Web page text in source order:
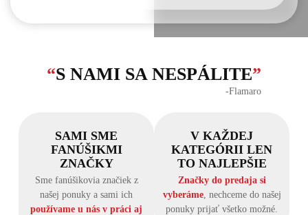
“S NAMI SA NESPÁLITE”
‐Flamaro
SAMI SME
FANÚŠIKMI
ZNAČKY
Sme fanúšikovia značiek z
našej ponuky a sami ich
používame u nás v práci aj
V KAŽDEJ
KATEGÓRII LEN
TO NAJLEPŠIE
Značky do predaja si
vyberáme, nechceme do našej
ponuky prijať všetko možné.